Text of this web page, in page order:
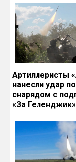
Артиллеристы
нанесли удар
снарядом с
«За Геленджик»